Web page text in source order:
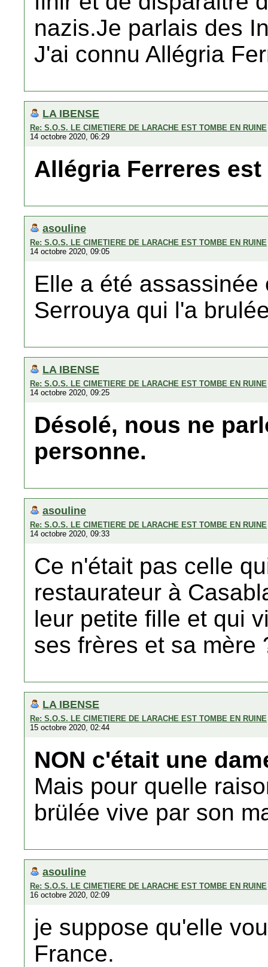
nazis.Je parlais des
J'ai connu Allégria
LA IBENSE
Re: S.O.S. LE CIMETIERE DE LARACHE EST TOMBE EN RUINE
14 octobre 2020, 06:29
Allégria Ferreres
asouline
Re: S.O.S. LE CIMETIERE DE LARACHE EST TOMBE EN RUINE
14 octobre 2020, 09:05
Elle a été
Serrouya qui l'a
LA IBENSE
Re: S.O.S. LE CIMETIERE DE LARACHE EST TOMBE EN RUINE
14 octobre 2020, 09:25
Désolé, nous ne
personne.
asouline
Re: S.O.S. LE CIMETIERE DE LARACHE EST TOMBE EN RUINE
14 octobre 2020, 09:33
Ce n'était pas celle
restaurateur à
leur petite fille et qui
ses frères et sa mère
LA IBENSE
Re: S.O.S. LE CIMETIERE DE LARACHE EST TOMBE EN RUINE
15 octobre 2020, 02:44
NON c'était une
Mais pour quelle
brülée vive par son
asouline
Re: S.O.S. LE CIMETIERE DE LARACHE EST TOMBE EN RUINE
16 octobre 2020, 02:09
je suppose qu'elle
France.